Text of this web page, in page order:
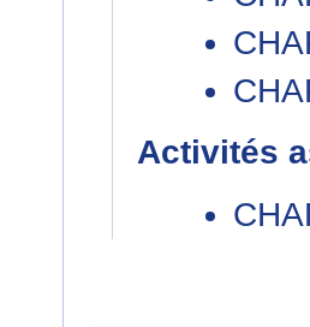
Activités